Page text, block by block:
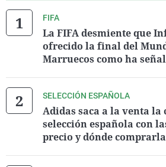
FIFA
La FIFA desmiente que
ofrecido la final del
Marruecos como ha
SELECCIÓN ESPAÑOLA
Adidas saca a la venta la
selección española con
precio y dónde comprarla